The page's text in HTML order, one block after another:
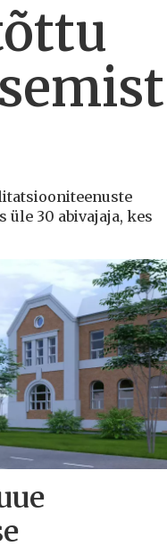
30 abivajaja, kes